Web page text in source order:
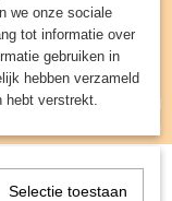
UW WINKELWAGEN
(0)
- Breinbreker
we onze sociale
tot informatie over
gebruiken in
hebben verzameld
hebt verstrekt.
Selectie toestaan